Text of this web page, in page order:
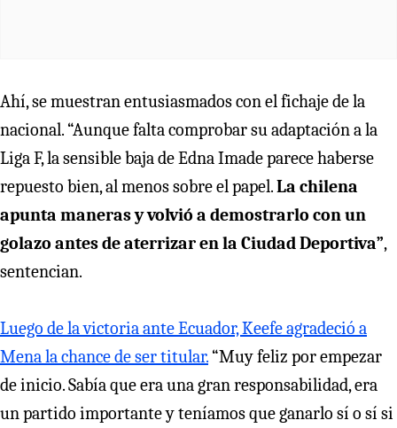
Ahí, se muestran entusiasmados con el fichaje de la
nacional. “Aunque falta comprobar su adaptación a la
Liga F, la sensible baja de Edna Imade parece haberse
repuesto bien, al menos sobre el papel.La chilena
apunta maneras y volvió a demostrarlo con un
golazo antes de aterrizar en la Ciudad Deportiva”,
sentencian.
Luego de la victoria ante Ecuador, Keefe agradeció a
Mena la chance de ser titular. “Muy feliz por empezar
de inicio. Sabía que era una gran responsabilidad, era
un partido importante y teníamos que ganarlo sí o sí si